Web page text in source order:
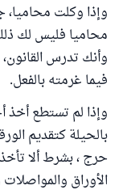
وإذا وكلت محاميا،
محاميا فليس لك
وأنك تدرس
فيما غرمته بالفعل.
وإذا لم تستطع أخذ
بالحيلة كتقديم
حرج ، بشرط ألا
الأوراق